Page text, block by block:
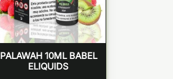
PALAWAH 10ML BABEL
ELIQUIDS